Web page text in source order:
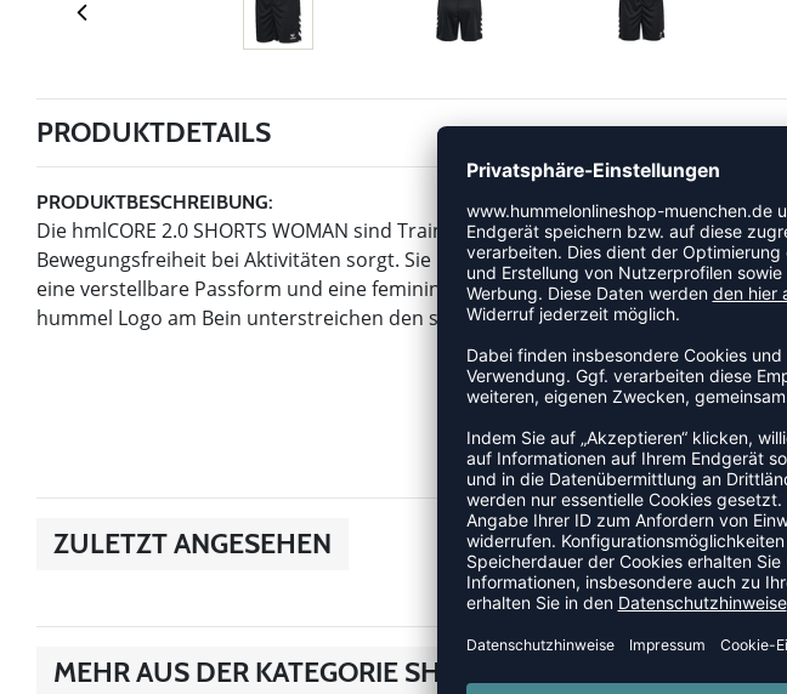
PRODUKTDETAILS
PRODUKTBESCHREIBUNG:
Die hmlCORE 2.0 SHORTS WOMAN sind Trainingsshorts aus leichtem Material,
Bewegungsfreiheit bei Aktivitäten sorgt. Sie haben einen elastischen Bund mit
eine verstellbare Passform und eine feminine, taillierte Silhouette. Die hummel
hummel Logo am Bein unterstreichen den sportlichen Ausdruck.
ZULETZT ANGESEHEN
MEHR AUS DER KATEGORIE SHORTS